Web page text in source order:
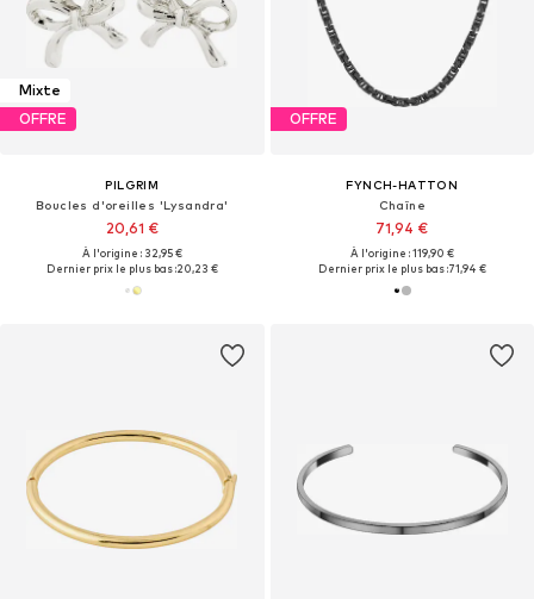
Mixte
OFFRE
PILGRIM
Boucles d'oreilles 'Lysandra'
20,61 €
À l'origine : 32,95 €
Dernier prix le plus bas :20,23 €
OFFRE
FYNCH-HATTON
Chaîne
71,94 €
À l'origine : 119,90 €
Dernier prix le plus bas :71,94 €